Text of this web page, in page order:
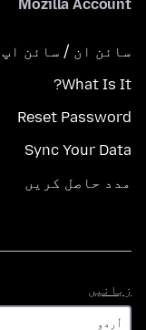
Mozilla Account
سائن ان / سائن اپ
What Is It?
Reset Password
Sync Your Data
مدد حاصل کریں
زبانیں